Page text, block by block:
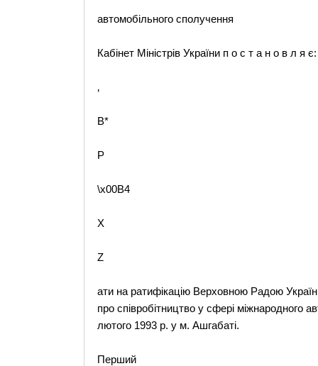
автомобільного сполучення
Кабінет Міністрів України п о с т а н о в л я є:
‚
B*
P
\x00B4
X
Z
ати на ратифікацію Верховною Радою
про співробітництво у сфері міжнародного
лютого 1993 р. у м. Ашгабаті.
Перший